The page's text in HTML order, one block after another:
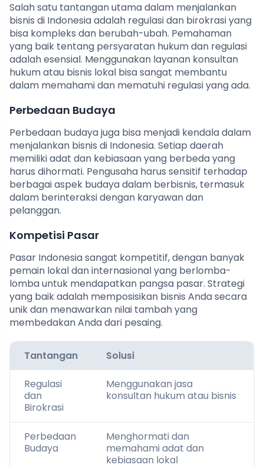
Salah satu tantangan utama dalam menjalankan
bisnis di Indonesia adalah regulasi dan birokrasi yang
bisa kompleks dan berubah-ubah. Pemahaman
yang baik tentang persyaratan hukum dan regulasi
adalah esensial. Menggunakan layanan konsultan
hukum atau bisnis lokal bisa sangat membantu
dalam memahami dan mematuhi regulasi yang ada.
Perbedaan Budaya
Perbedaan budaya juga bisa menjadi kendala dalam
menjalankan bisnis di Indonesia. Setiap daerah
memiliki adat dan kebiasaan yang berbeda yang
harus dihormati. Pengusaha harus sensitif terhadap
berbagai aspek budaya dalam berbisnis, termasuk
dalam berinteraksi dengan karyawan dan
pelanggan.
Kompetisi Pasar
Pasar Indonesia sangat kompetitif, dengan banyak
pemain lokal dan internasional yang berlomba-
lomba untuk mendapatkan pangsa pasar. Strategi
yang baik adalah memposisikan bisnis Anda secara
unik dan menawarkan nilai tambah yang
membedakan Anda dari pesaing.
Tantangan Solusi
Regulasi
dan
Birokrasi
Menggunakan jasa
konsultan hukum atau bisnis
Perbedaan
Budaya
Menghormati dan
memahami adat dan
kebiasaan lokal